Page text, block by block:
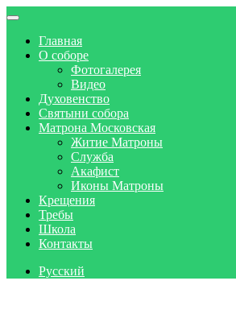
Главная
О соборе
Фотогалерея
Видео
Духовенство
Святыни собора
Матрона Московская
Житие Матроны
Служба
Акафист
Иконы Матроны
Крещения
Требы
Школа
Контакты
Русский